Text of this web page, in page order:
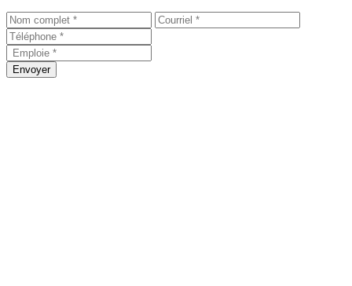
Envoyer